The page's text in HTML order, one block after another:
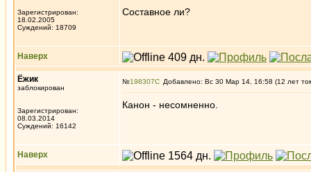
Зарегистрирован:
18.02.2005
Суждений: 18709
Составное ли?
Наверх
Ёжик
заблокирован
Зарегистрирован:
08.03.2014
Суждений: 16142
№198307 Добавлено: Вс 30 Мар 14, 16:58 (12 лет
Канон - несомненно.
Наверх